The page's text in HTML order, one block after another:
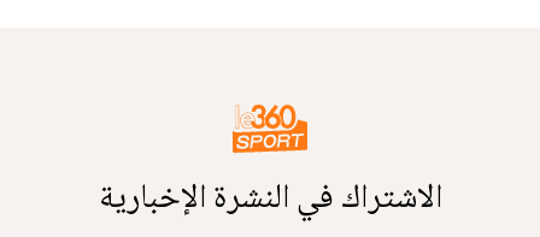
الاشتراك في النشرة الإخبارية